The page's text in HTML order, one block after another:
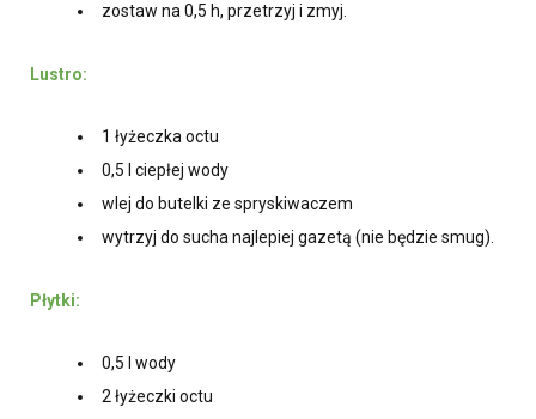
zostaw na 0,5 h, przetrzyj i zmyj.
Lustro:
1 łyżeczka octu
0,5 l ciepłej wody
wlej do butelki ze spryskiwaczem
wytrzyj do sucha najlepiej gazetą (nie będzie smug).
Płytki:
0,5 l wody
2 łyżeczki octu